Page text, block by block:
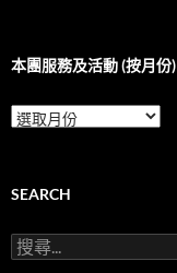
本團服務及活動 (按月份)
本
團
及
動
(按
SEARCH
搜
尋